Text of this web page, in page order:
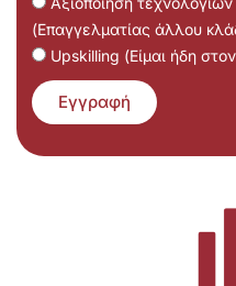
(Επαγγελματίας άλλου
Upskilling (Είμαι ήδη
Εγγραφή